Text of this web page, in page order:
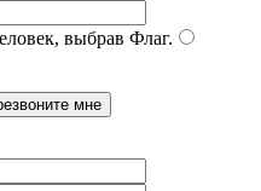
выбрав Флаг.